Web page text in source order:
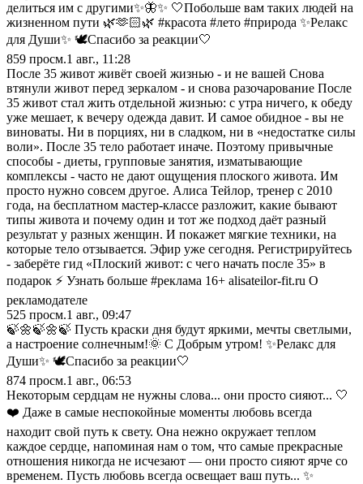
делиться им с другими✨🦋✨ 🤍Побольше вам таких людей на
жизненном пути 🌿🫶🏻🌿 #красота #лето #природа ✨Релакс
для Души✨ 🕊️Спасибо за реакции🤍
859 просм.1 авг., 11:28
После 35 живот живёт своей жизнью - и не вашей Снова
втянули живот перед зеркалом - и снова разочарование После
35 живот стал жить отдельной жизнью: с утра ничего, к обеду
уже мешает, к вечеру одежда давит. И самое обидное - вы не
виноваты. Ни в порциях, ни в сладком, ни в «недостатке силы
воли». После 35 тело работает иначе. Поэтому привычные
способы - диеты, групповые занятия, изматывающие
комплексы - часто не дают ощущения плоского живота. Им
просто нужно совсем другое. Алиса Тейлор, тренер с 2010
года, на бесплатном мастер-классе разложит, какие бывают
типы живота и почему один и тот же подход даёт разный
результат у разных женщин. И покажет мягкие техники, на
которые тело отзывается. Эфир уже сегодня. Регистрируйтесь
- заберёте гид «Плоский живот: с чего начать после 35» в
подарок ⚡ Узнать больше #реклама 16+ alisateilor-fit.ru О
рекламодателе
525 просм.1 авг., 09:47
🍃🌼🍃🌼🍃 Пусть краски дня будут яркими, мечты светлыми,
а настроение солнечным!🌞 С Добрым утром! ✨Релакс для
Души✨ 🕊️Спасибо за реакции🤍
874 просм.1 авг., 06:53
Некоторым сердцам не нужны слова... они просто сияют... 🤍
❤️ Даже в самые неспокойные моменты любовь всегда
находит свой путь к свету. Она нежно окружает теплом
каждое сердце, напоминая нам о том, что самые прекрасные
отношения никогда не исчезают — они просто сияют ярче со
временем. Пусть любовь всегда освещает ваш путь... ✨